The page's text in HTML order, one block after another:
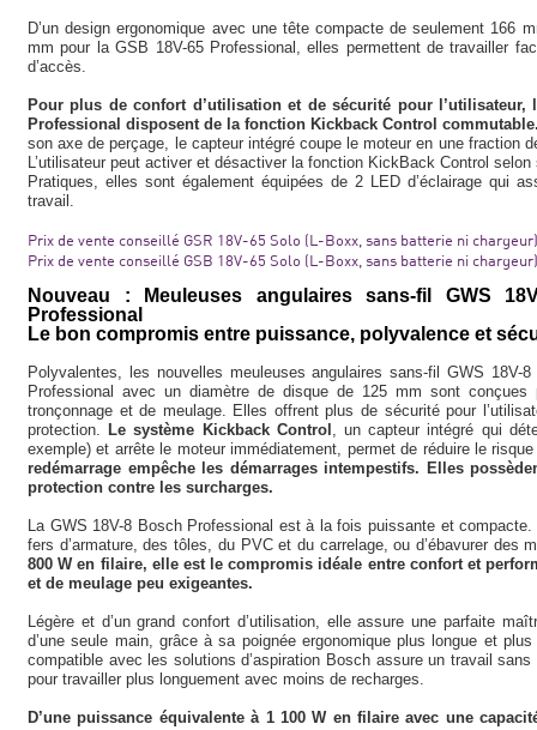
D’un design ergonomique avec une tête compacte de seulement 166
mm pour la GSB 18V-65 Professional, elles permettent de travailler
d’accès.
Pour plus de confort d’utilisation et de sécurité pour l’utilisateur,
Professional disposent de la fonction Kickback Control
son axe de perçage, le capteur intégré coupe le moteur en une fraction
L’utilisateur peut activer et désactiver la fonction KickBack Control
Pratiques, elles sont également équipées de 2 LED d’éclairage qui
travail.
Prix de vente conseillé GSR 18V-65 Solo (L-Boxx, sans batterie ni
Prix de vente conseillé GSB 18V-65 Solo (L-Boxx, sans batterie ni
Nouveau : Meuleuses angulaires sans-fil GWS
Professional
Le bon compromis entre puissance, polyvalence et
Polyvalentes, les nouvelles meuleuses angulaires sans-fil GWS
Professional avec un diamètre de disque de 125 mm sont
tronçonnage et de meulage. Elles offrent plus de sécurité pour
protection. Le système Kickback Control , un capteur intégré qui
exemple) et arrête le moteur immédiatement, permet de réduire le
redémarrage empêche les démarrages intempestifs. Elles
protection contre les surcharges.
La GWS 18V-8 Bosch Professional est à la fois puissante et
fers d’armature, des tôles, du PVC et du carrelage, ou d’ébavurer des
800 W en filaire, elle est le compromis idéale entre confort et
et de meulage peu exigeantes.
Légère et d’un grand confort d’utilisation, elle assure une parfaite
d’une seule main, grâce à sa poignée ergonomique plus longue et
compatible avec les solutions d’aspiration Bosch assure un travail
pour travailler plus longuement avec moins de recharges.
D’une puissance équivalente à 1 100 W en filaire avec une